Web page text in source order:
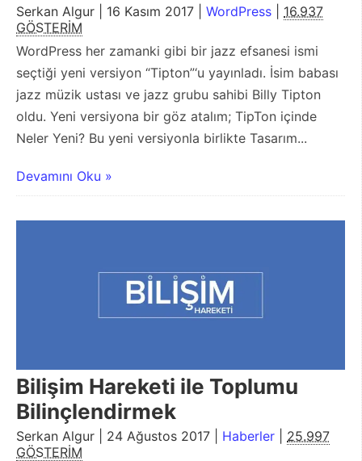
Serkan Algur | 16 Kasım 2017 | WordPress
16.937
GÖSTERİM
WordPress her zamanki gibi bir jazz efsanesi ismi
seçtiği yeni versiyon “Tipton”‘u yayınladı. İsim babası
jazz müzik ustası ve jazz grubu sahibi Billy Tipton
oldu. Yeni versiyona bir göz atalım; TipTon içinde
Neler Yeni? Bu yeni versiyonla birlikte Tasarım...
Devamını Oku »
Bilişim Hareketi ile Toplumu
Bilinçlendirmek
Serkan Algur | 24 Ağustos 2017 | Haberler
25.997
GÖSTERİM